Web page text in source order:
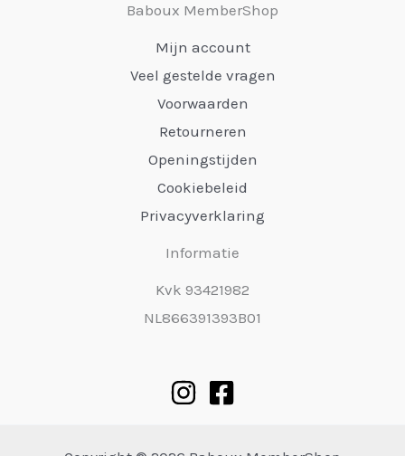
Baboux MemberShop
Mijn account
Veel gestelde vragen
Voorwaarden
Retourneren
Openingstijden
Cookiebeleid
Privacyverklaring
Informatie
Kvk 93421982
NL866391393B01